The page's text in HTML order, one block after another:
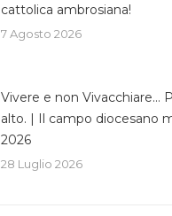
cattolica ambrosiana!
7 Agosto 2026
Vivere e non Vivacchiare…
alto. | Il campo diocesano
2026
28 Luglio 2026